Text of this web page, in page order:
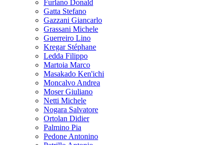
Furlano Donald
Gatta Stefano
Gazzani Giancarlo
Grassani Michele
Guerreiro Lino
Kregar Stéphane
Ledda Filippo
Martoia Marco
Masakado Ken'ichi
Moncalvo Andrea
Moser Giuliano
Netti Michele
Nogara Salvatore
Ortolan Didier
Palmino Pia
Pedone Antonino